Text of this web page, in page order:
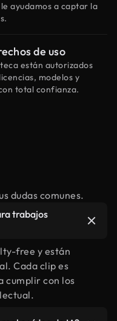
ayudamos a captar la
de uso
están autorizados
modelos y
total confianza.
dudas comunes.
trabajos
free y están
Cada clip es
cumplir con los